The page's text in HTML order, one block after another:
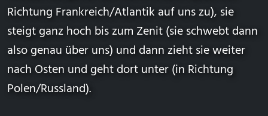
Richtung Frankreich/Atlantik auf uns zu), sie
steigt ganz hoch bis zum Zenit (sie schwebt dann
also genau über uns) und dann zieht sie weiter
nach Osten und geht dort unter (in Richtung
Polen/Russland).